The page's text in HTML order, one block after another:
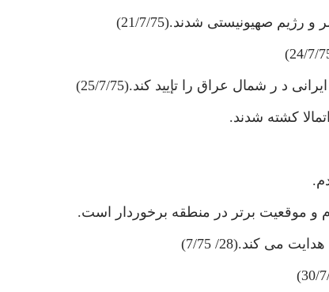
صهيونيستى شدند.(21/7/75)
د ر شمال عراق را تإييد كند.(25/7/75)
و موقعيت برتر در منطقه برخوردار است.
مى كند.(28/ 7/75)